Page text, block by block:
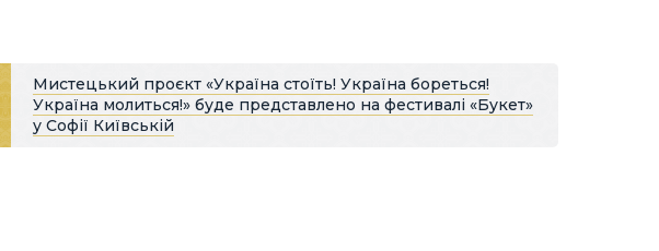
Мистецький проєкт «Україна стоїть! Україна бореться!
Україна молиться!» буде представлено на фестивалі «Букет»
у Софії Київській